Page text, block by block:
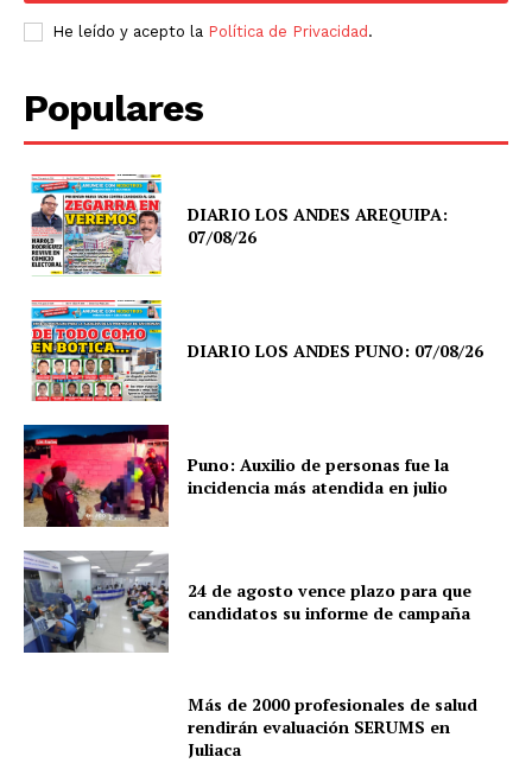
Diario los Andes
He leído y acepto la Política de Privacidad .
Populares
DIARIO LOS ANDES AREQUIPA:
07/08/26
DIARIO LOS ANDES PUNO: 07/08/26
Puno: Auxilio de personas fue la
incidencia más atendida en julio
24 de agosto vence plazo para que
candidatos su informe de campaña
Más de 2000 profesionales de salud
rendirán evaluación SERUMS en
Juliaca